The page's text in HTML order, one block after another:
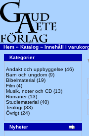
Hem » Katalog » Innehåll i
Kategorier
Andakt och uppbyggelse (46)
Barn och ungdom (9)
Bibelmaterial (19)
Film (4)
Musik, noter och CD (13)
Romaner(13)
Studiematerial (40)
Teologi (33)
Övrigt (24)
Nyheter